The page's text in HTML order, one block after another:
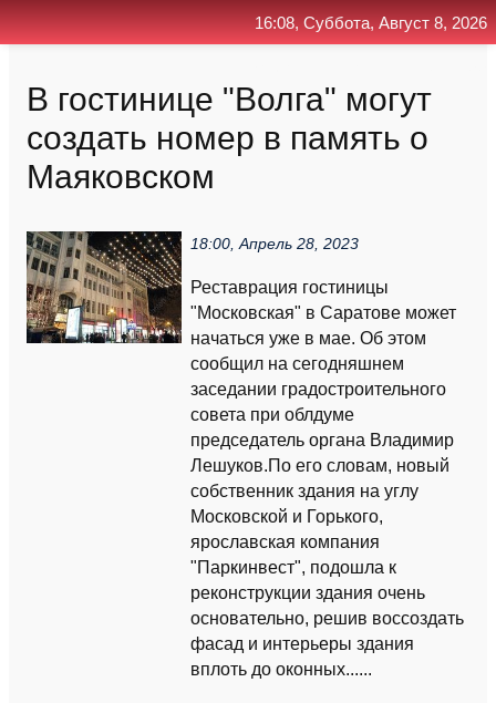
В гостинице "Волга" могут
создать номер в память о
Маяковском
18:00, Апрель 28, 2023
Реставрация гостиницы
"Московская" в Саратове может
начаться уже в мае. Об этом
сообщил на сегодняшнем
заседании градостроительного
совета при облдуме
председатель органа Владимир
Лешуков.По его словам, новый
собственник здания на углу
Московской и Горького,
ярославская компания
"Паркинвест", подошла к
реконструкции здания очень
основательно, решив воссоздать
фасад и интерьеры здания
вплоть до оконных......
16:08, Суббота, Август 8, 2026